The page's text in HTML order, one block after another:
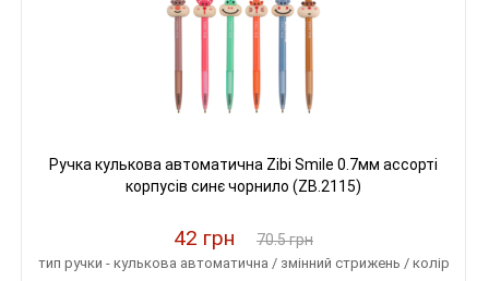
Ручка кулькова автоматична Zibi Smile 0.7мм ассорті
корпусів синє чорнило (ZB.2115)
42 грн 70.5 грн
тип ручки - кулькова автоматична / змінний стрижень / колір